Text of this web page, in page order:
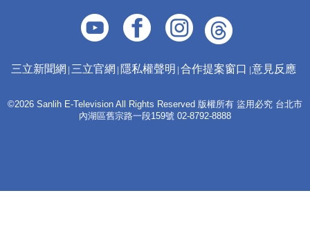
三立新聞網 三立官網 隱私權聲明 合作提案窗口 意見反應
©2026 Sanlih E-Television All Rights Reserved 版權所有 盜用必究 台北市
內湖區舊宗路一段159號 02-8792-8888